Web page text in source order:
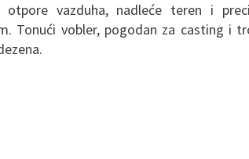
otpore vazduha, nadleće teren i
Tonući vobler, pogodan za casting i